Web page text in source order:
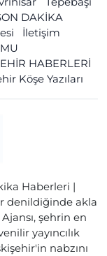
DAKİKA
İletişim
HABERLERİ
Köşe Yazıları
Haberleri |
denildiğinde akla
şehrin en
yayıncılık
nabzını